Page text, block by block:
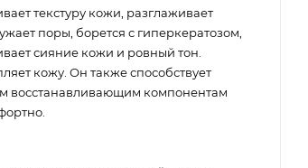
текстуру кожи, разглаживает
поры, борется с гиперкератозом,
сияние кожи и ровный тон.
кожу. Он также способствует
восстанавливающим компонентам